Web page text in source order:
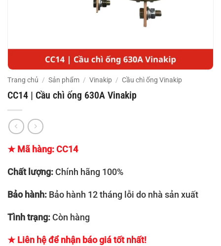
Trang chủ / Sản phẩm / Vinakip / Cầu chì ống Vinakip
CC14 | Cầu chì ống 630A Vinakip
★ Mã hàng: CC14
Chất lượng: Chính hãng 100%
Bảo hành: Bảo hành 12 tháng lỗi do nhà sản xuất
Tình trạng: Còn hàng
★ Liên hệ để nhận báo giá tốt nhất!